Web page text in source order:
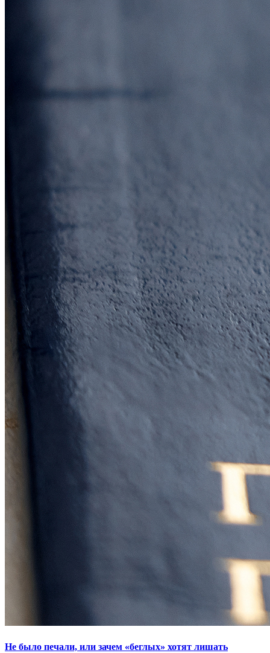
Не было печали, или зачем «беглых» хотят лишать